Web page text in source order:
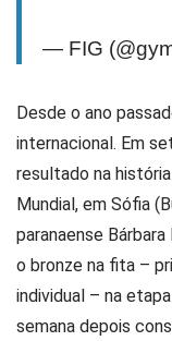
— FIG
Desde o ano
internacional. Em
resultado na
Mundial, em Sófia
paranaense
o bronze na fita –
individual – na
semana depois